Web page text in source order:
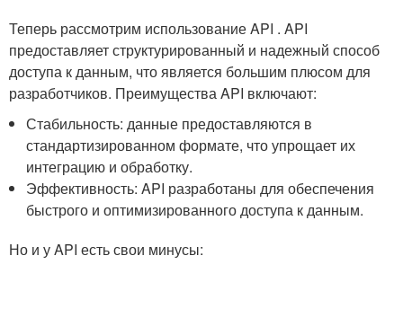
Теперь рассмотрим использование API . API⁣
предоставляет структурированный и надежный способ
доступа к данным, ​что ⁣является большим плюсом для​
разработчиков. Преимущества API‍ включают:
Стабильность: данные предоставляются⁣ в
стандартизированном ⁢формате, что упрощает‍ их
интеграцию и обработку.
Эффективность: API разработаны для обеспечения
быстрого и ⁤оптимизированного​ доступа​ к‍ данным.
Но и у API есть свои минусы: